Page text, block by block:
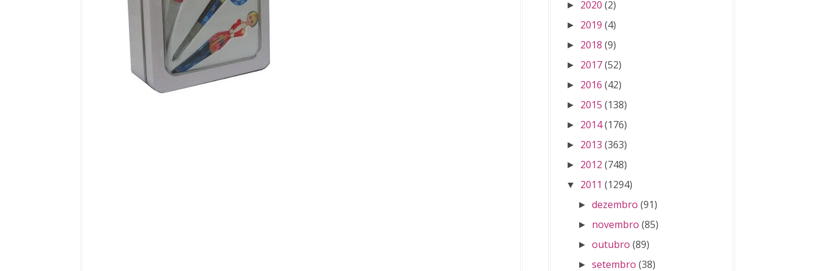
► 2020 (2)
► 2019 (4)
► 2018 (9)
► 2017(52)
► 2016 (42)
► 2015 (138)
► 2014(176)
► 2013 (363)
► 2012 (748)
▼ 2011 (1294)
►dezembro (91)
► novembro (85)
►outubro (89)
►setembro (38)